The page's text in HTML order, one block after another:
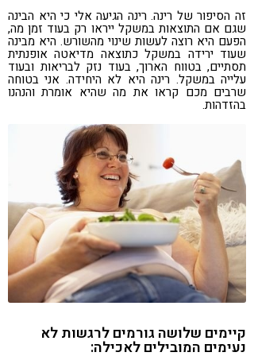
זה הסיפור של רינה. רינה הגיעה אלי כי היא הבינה
שגם אם התוצאות במשקל ייראו רק בעוד זמן מה,
הפעם היא רוצה לעשות שינוי מהשורש. היא מבינה
שעוד ירידה במשקל כתוצאה מדיאטה אופנתית
תסתיים, בטווח הארוך, בעוד נזק לבריאות ובעוד
עלייה במשקל. רינה היא לא היחידה. אני בטוחה
שרבים מכם קראו את מה שהיא אומרת והנהנו
בהזדהות.
קיימים שלושה גורמים לרגשות לא
נעימים המובילים לאכילה: